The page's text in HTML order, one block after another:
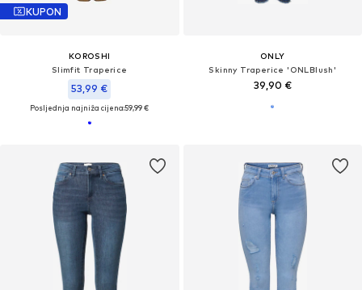
KUPON
KOROSHI
Slimfit Traperice
53,99 €
Posljednja najniža cijena:59,99 €
ONLY
Skinny Traperice 'ONLBlush'
39,90 €